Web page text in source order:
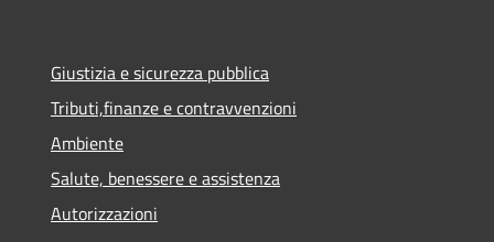
Giustizia e sicurezza pubblica
Tributi,finanze e contravvenzioni
Ambiente
Salute, benessere e assistenza
Autorizzazioni